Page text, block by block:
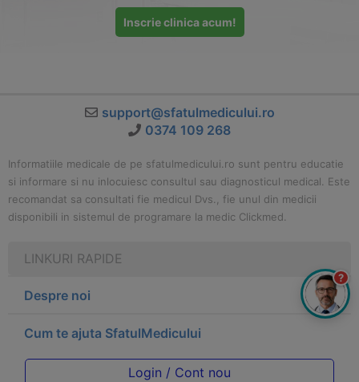
Inscrie clinica acum!
support@sfatulmedicului.ro
0374 109 268
Informatiile medicale de pe sfatulmedicului.ro sunt pentru educatie
si informare si nu inlocuiesc consultul sau diagnosticul medical. Este
recomandat sa consultati fie medicul Dvs., fie unul din medicii
disponibili in sistemul de programare la medic Clickmed.
LINKURI RAPIDE
Despre noi
Cum te ajuta SfatulMedicului
Login / Cont nou
?